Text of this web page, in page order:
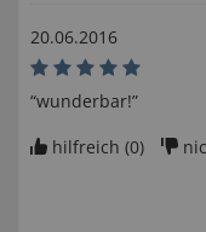
20.06.2016
“wunderbar!”
hilfreich (0)